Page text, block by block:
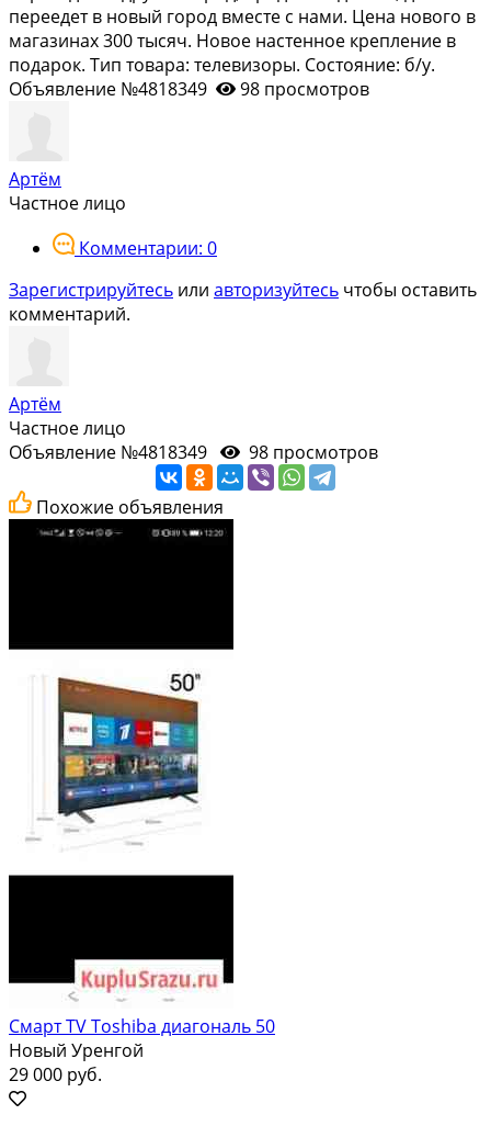
пeрeeдeт в новый гоpод вмеcтe с нами. Цена нового в
магазинах 300 тысяч. Новое настенное крепление в
подарок. Тип товара: телевизоры. Состояние: б/у.
Объявление №4818349
98 просмотров
Артём
Частное лицо
Комментарии: 0
Зарегистрируйтесь или авторизуйтесь чтобы оставить
комментарий.
Артём
Частное лицо
Объявление №4818349
98 просмотров
Похожие объявления
Смарт TV Toshiba диагональ 50
Новый Уренгой
29 000 руб.